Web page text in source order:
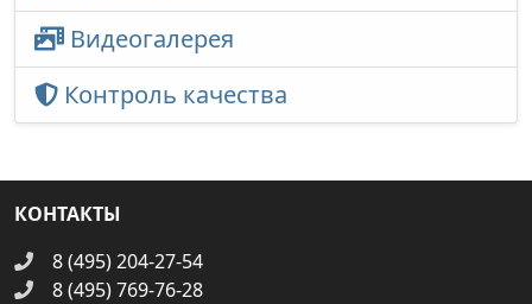
Видеогалерея
Контроль качества
КОНТАКТЫ
8 (495) 204-27-54
8 (495) 769-76-28